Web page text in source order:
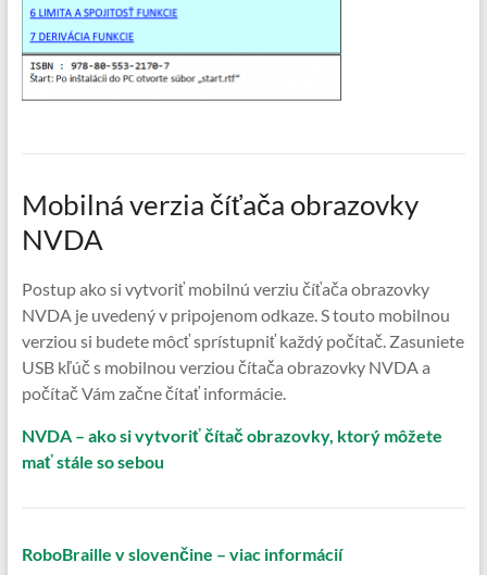
Mobilná verzia číťača obrazovky
NVDA
Postup ako si vytvoriť mobilnú verziu číťača obrazovky
NVDA je uvedený v pripojenom odkaze. S touto mobilnou
verziou si budete môcť sprístupniť každý počítač. Zasuniete
USB kľúč s mobilnou verziou čítača obrazovky NVDA a
počítač Vám začne čítať informácie.
NVDA – ako si vytvoriť čítač obrazovky, ktorý môžete
mať stále so sebou
RoboBraille v slovenčine – viac informácií